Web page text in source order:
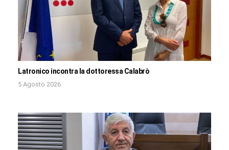
Latronico incontra la dottoressa Calabrò
5 Agosto 2026